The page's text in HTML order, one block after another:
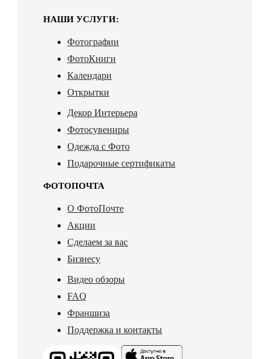
НАШИ УСЛУГИ:
Фотографии
ФотоКниги
Календари
Открытки
Декор Интерьера
Фотосувениры
Одежда с Фото
Подарочные сертификаты
ФОТОПОЧТА
О ФотоПочте
Акции
Сделаем за вас
Бизнесу
Видео обзоры
FAQ
Франшиза
Поддержка и контакты